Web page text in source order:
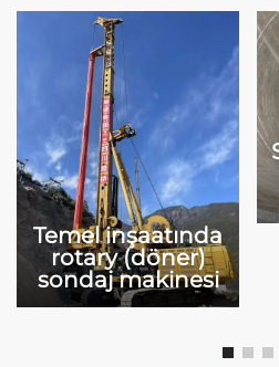
Temel inşaatında
rotary (döner)
sondaj makinesi